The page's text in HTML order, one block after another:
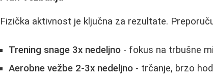
Fizička aktivnost je ključna za rezultate.
Trening snage 3x nedeljno - fokus na trbušne
Aerobne vežbe 2-3x nedeljno - trčanje, brzo